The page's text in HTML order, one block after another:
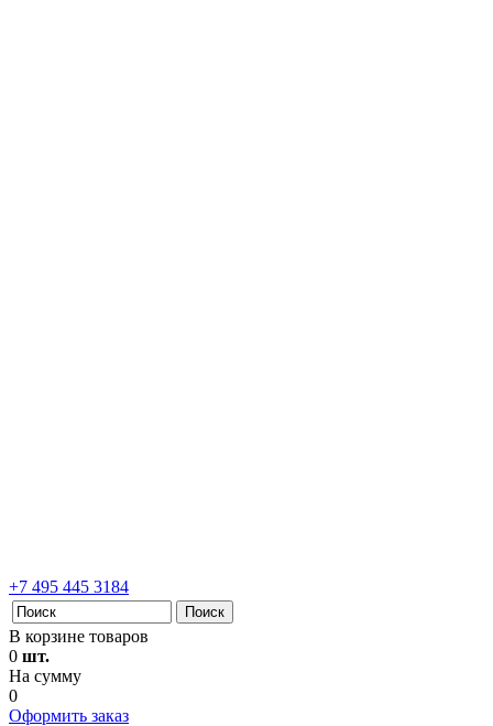
+7 495 445 3184
В корзине товаров
0 шт.
На сумму
0
Оформить заказ